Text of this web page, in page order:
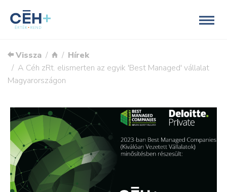
Vissza
Hírek
A Céh zRt. elismerten az egyik 'Best Managed' vállalat
Magyarországon